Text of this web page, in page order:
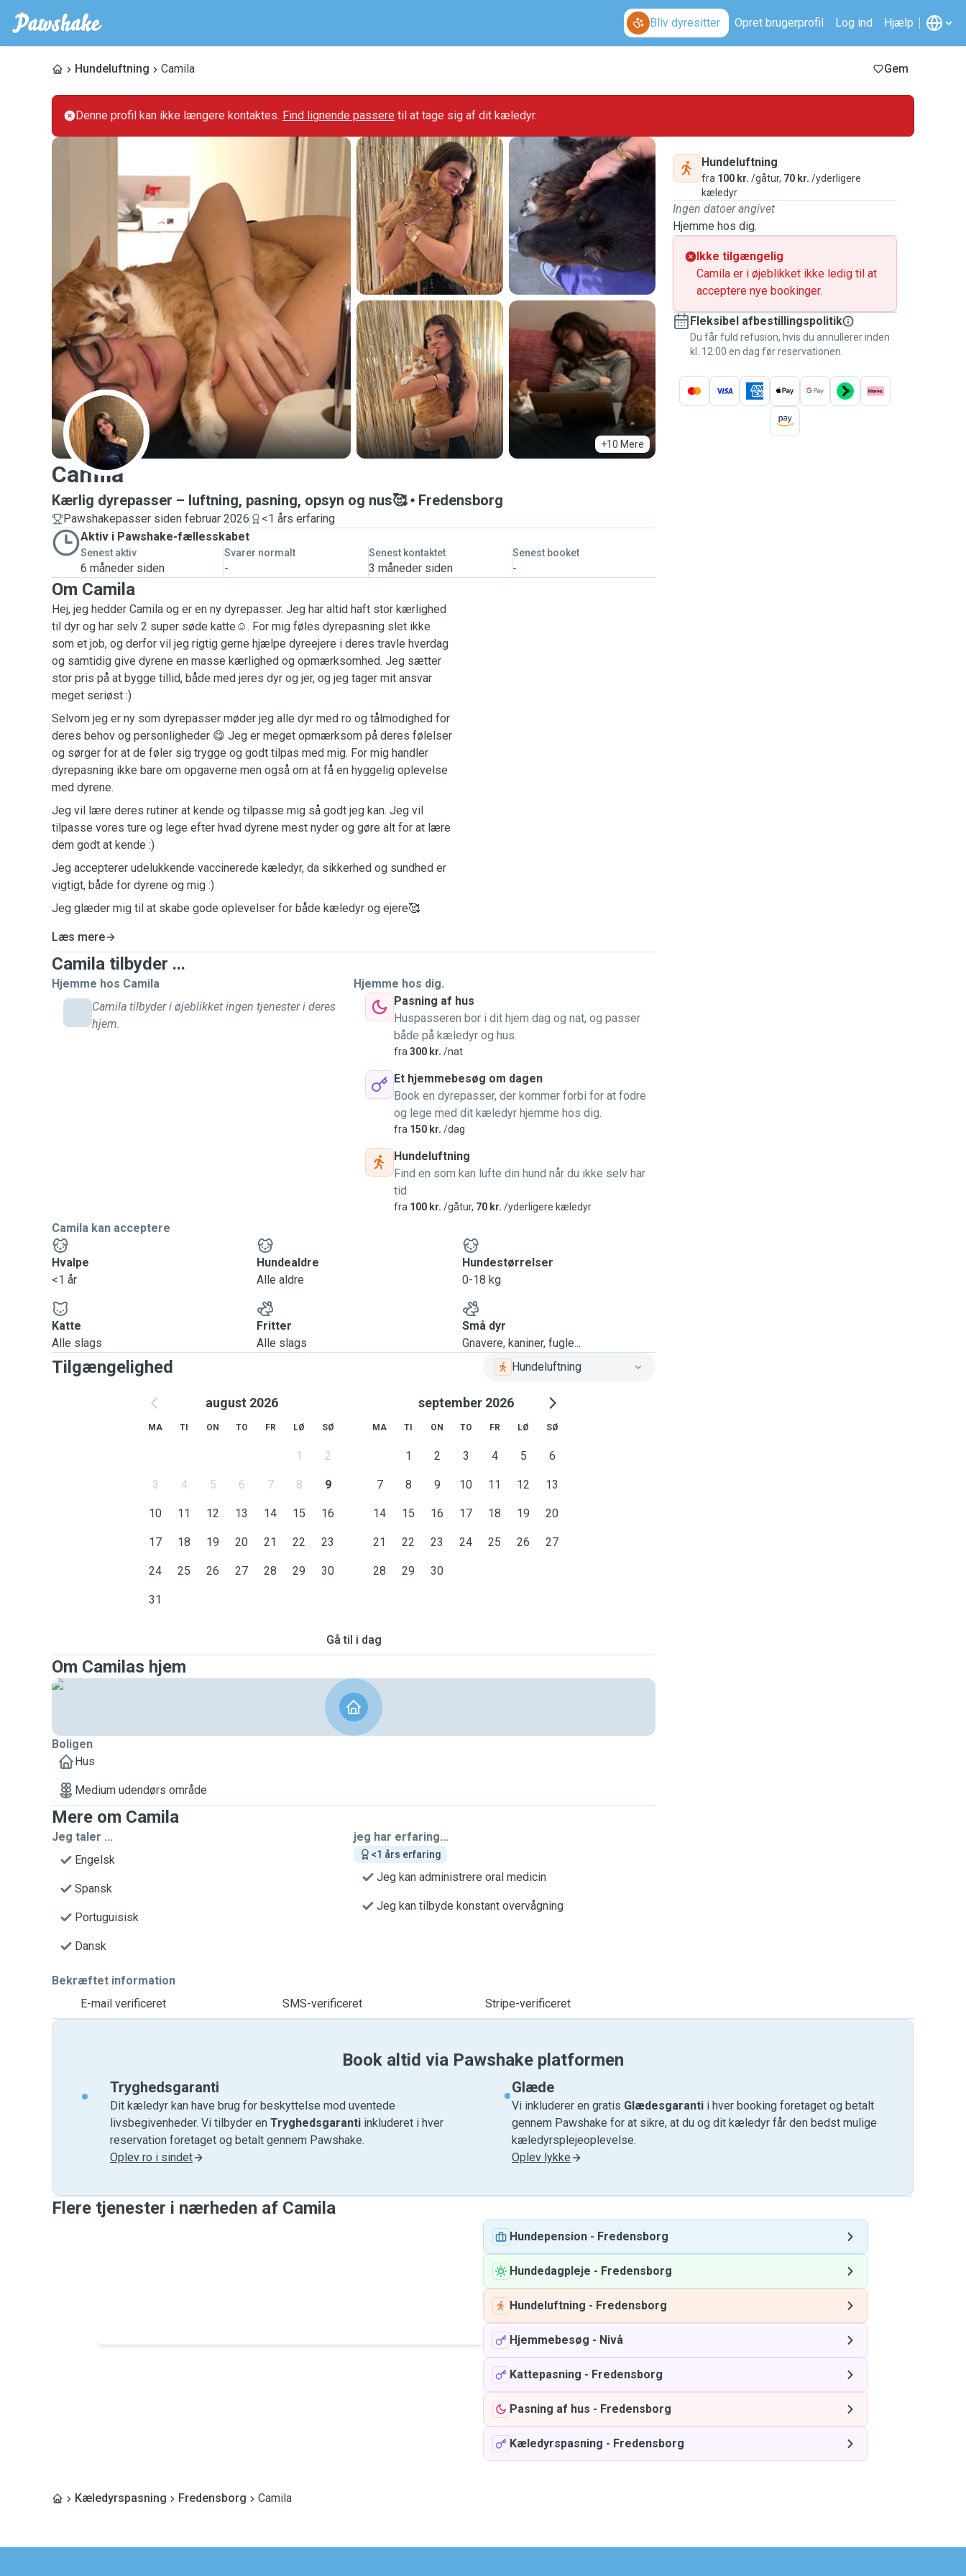
Bliv dyresitter Opret brugerprofil Log ind Hjælp
Hundeluftning Camila Gem
Denne profil kan ikke længere kontaktes. Find lignende passere til at tage sig af dit kæledyr.
+10 Mere
C
Camila
Kærlig dyrepasser – luftning, pasning, opsyn og nus🥰 Fredensborg
Pawshakepasser siden februar 2026
<1 års erfaring
Aktiv i Pawshake-fællesskabet
Senest aktiv
6 måneder siden
Svarer normalt
-
Senest kontaktet
3 måneder siden
Senest booket
-
Om Camila
Hej, jeg hedder Camila og er en ny dyrepasser. Jeg har altid haft stor kærlighed
til dyr og har selv 2 super søde katte☺️. For mig føles dyrepasning slet ikke
som et job, og derfor vil jeg rigtig gerne hjælpe dyreejere i deres travle hverdag
og samtidig give dyrene en masse kærlighed og opmærksomhed. Jeg sætter
stor pris på at bygge tillid, både med jeres dyr og jer, og jeg tager mit ansvar
meget seriøst :)
Selvom jeg er ny som dyrepasser møder jeg alle dyr med ro og tålmodighed for
deres behov og personligheder 😋 Jeg er meget opmærksom på deres følelser
og sørger for at de føler sig trygge og godt tilpas med mig. For mig handler
dyrepasning ikke bare om opgaverne men også om at få en hyggelig oplevelse
med dyrene.
Jeg vil lære deres rutiner at kende og tilpasse mig så godt jeg kan. Jeg vil
tilpasse vores ture og lege efter hvad dyrene mest nyder og gøre alt for at lære
dem godt at kende :)
Jeg accepterer udelukkende vaccinerede kæledyr, da sikkerhed og sundhed er
vigtigt, både for dyrene og mig :)
Jeg glæder mig til at skabe gode oplevelser for både kæledyr og ejere🥰
Læs mere
Camila tilbyder ...
Hjemme hos Camila
Camila tilbyder i øjeblikket ingen tjenester i deres
hjem.
Hjemme hos dig.
Pasning af hus
Huspasseren bor i dit hjem dag og nat, og passer
både på kæledyr og hus.
fra 300 kr. /nat
Et hjemmebesøg om dagen
Book en dyrepasser, der kommer forbi for at fodre
og lege med dit kæledyr hjemme hos dig.
fra 150 kr. /dag
Hundeluftning
Find en som kan lufte din hund når du ikke selv har
tid
fra 100 kr. /gåtur, 70 kr. /yderligere kæledyr
Camila kan acceptere
Hvalpe
<1 år
Hundealdre
Alle aldre
Hundestørrelser
0-18 kg
Katte
Alle slags
Fritter
Alle slags
Små dyr
Gnavere, kaniner, fugle...
Tilgængelighed Hundeluftning
august 2026
MA TI ON TO FR LØ SØ
1 2
3 4 5 6 7 8 9
10 11 12 13 14 15 16
17 18 19 20 21 22 23
24 25 26 27 28 29 30
31
september 2026
MA TI ON TO FR LØ SØ
1 2 3 4 5 6
7 8 9 10 11 12 13
14 15 16 17 18 19 20
21 22 23 24 25 26 27
28 29 30
Gå til i dag
Om Camilas hjem
Boligen
Hus
Medium udendørs område
Mere om Camila
Jeg taler ...
Engelsk
Spansk
Portuguisisk
Dansk
jeg har erfaring...
<1 års erfaring
Jeg kan administrere oral medicin
Jeg kan tilbyde konstant overvågning
Bekræftet information
E-mail verificeret
SMS-verificeret Stripe-verificeret
Hundeluftning
fra 100 kr. /gåtur, 70 kr. /yderligere
kæledyr
Ingen datoer angivet
Hjemme hos dig.
Ikke tilgængelig
Camila er i øjeblikket ikke ledig til at
acceptere nye bookinger.
Fleksibel afbestillingspolitik
Du får fuld refusion, hvis du annullerer inden
kl. 12:00 en dag før reservationen.
Book altid via Pawshake platformen
Tryghedsgaranti
Dit kæledyr kan have brug for beskyttelse mod uventede
livsbegivenheder. Vi tilbyder en Tryghedsgaranti inkluderet i hver
reservation foretaget og betalt gennem Pawshake.
Oplev ro i sindet
Glæde
Vi inkluderer en gratis Glædesgaranti i hver booking foretaget og betalt
gennem Pawshake for at sikre, at du og dit kæledyr får den bedst mulige
kæledyrsplejeoplevelse.
Oplev lykke
Flere tjenester i nærheden af ​​Camila
Hundepension - Fredensborg
Hundedagpleje - Fredensborg
Hundeluftning - Fredensborg
Hjemmebesøg - Nivå
Kattepasning - Fredensborg
Pasning af hus - Fredensborg
Kæledyrspasning - Fredensborg
Kæledyrspasning Fredensborg Camila